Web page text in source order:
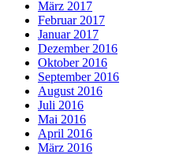
März 2017
Februar 2017
Januar 2017
Dezember 2016
Oktober 2016
September 2016
August 2016
Juli 2016
Mai 2016
April 2016
März 2016